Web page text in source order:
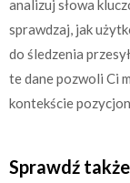
analizuj słowa
sprawdzaj, jak
do śledzenia
te dane pozwoli Ci
kontekście
Sprawdź także